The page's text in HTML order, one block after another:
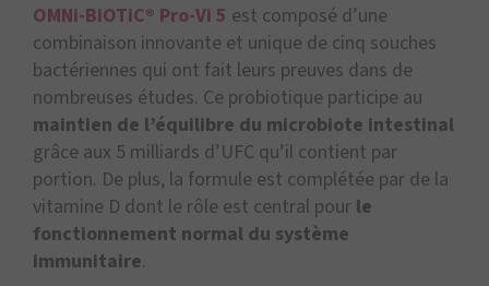
OMNi-BiOTiC® Pro-Vi 5 est composé d’une
combinaison innovante et unique de cinq souches
bactériennes qui ont fait leurs preuves dans de
nombreuses études. Ce probiotique participe au
maintien de l’équilibre du microbiote intestinal
grâce aux 5 milliards d’UFC qu’il contient par
portion. De plus, la formule est complétée par de la
vitamine D dont le rôle est central pour le
fonctionnement normal du système
immunitaire.